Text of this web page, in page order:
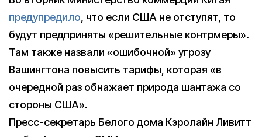
предупредило, что если США не отступят, то
будут предприняты «решительные контрмеры».
Там также назвали «ошибочной» угрозу
Вашингтона повысить тарифы, которая «в
очередной раз обнажает природа шантажа со
стороны США».
Пресс-секретарь Белого дома Кэролайн Ливитт